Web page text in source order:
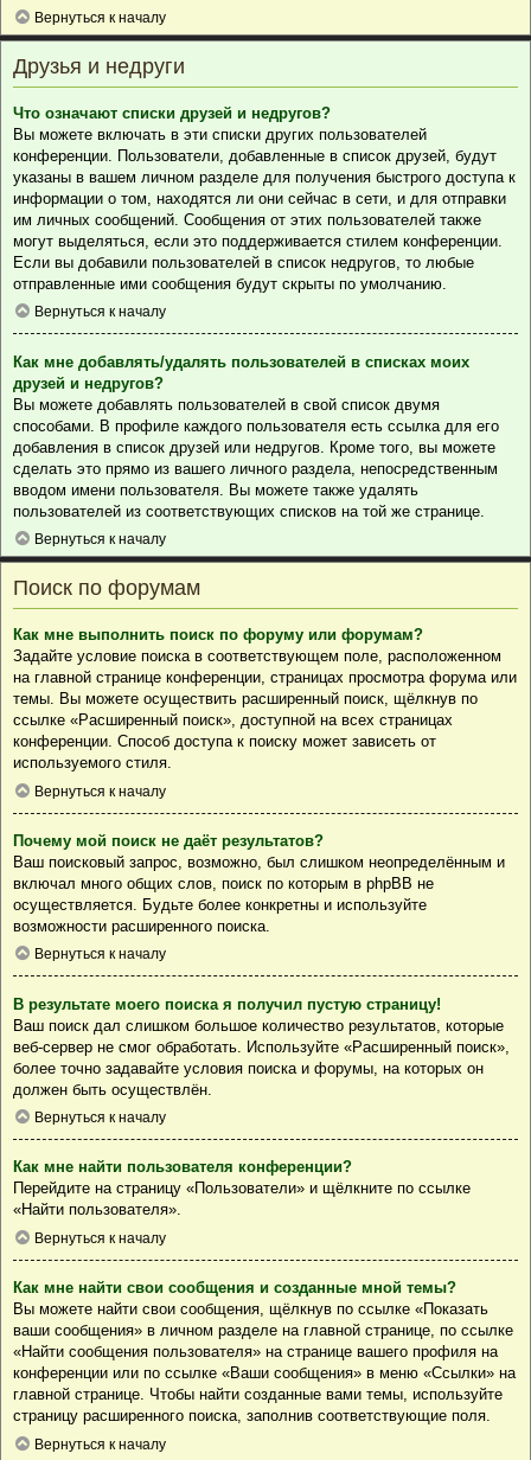
Вернуться к началу
Друзья и недруги
Что означают списки друзей и недругов?
Вы можете включать в эти списки других пользователей
конференции. Пользователи, добавленные в список друзей, будут
указаны в вашем личном разделе для получения быстрого доступа к
информации о том, находятся ли они сейчас в сети, и для отправки
им личных сообщений. Сообщения от этих пользователей также
могут выделяться, если это поддерживается стилем конференции.
Если вы добавили пользователей в список недругов, то любые
отправленные ими сообщения будут скрыты по умолчанию.
Вернуться к началу
Как мне добавлять/удалять пользователей в списках моих
друзей и недругов?
Вы можете добавлять пользователей в свой список двумя
способами. В профиле каждого пользователя есть ссылка для его
добавления в список друзей или недругов. Кроме того, вы можете
сделать это прямо из вашего личного раздела, непосредственным
вводом имени пользователя. Вы можете также удалять
пользователей из соответствующих списков на той же странице.
Вернуться к началу
Поиск по форумам
Как мне выполнить поиск по форуму или форумам?
Задайте условие поиска в соответствующем поле, расположенном
на главной странице конференции, страницах просмотра форума или
темы. Вы можете осуществить расширенный поиск, щёлкнув по
ссылке «Расширенный поиск», доступной на всех страницах
конференции. Способ доступа к поиску может зависеть от
используемого стиля.
Вернуться к началу
Почему мой поиск не даёт результатов?
Ваш поисковый запрос, возможно, был слишком неопределённым и
включал много общих слов, поиск по которым в phpBB не
осуществляется. Будьте более конкретны и используйте
возможности расширенного поиска.
Вернуться к началу
В результате моего поиска я получил пустую страницу!
Ваш поиск дал слишком большое количество результатов, которые
веб-сервер не смог обработать. Используйте «Расширенный поиск»,
более точно задавайте условия поиска и форумы, на которых он
должен быть осуществлён.
Вернуться к началу
Как мне найти пользователя конференции?
Перейдите на страницу «Пользователи» и щёлкните по ссылке
«Найти пользователя».
Вернуться к началу
Как мне найти свои сообщения и созданные мной темы?
Вы можете найти свои сообщения, щёлкнув по ссылке «Показать
ваши сообщения» в личном разделе на главной странице, по ссылке
«Найти сообщения пользователя» на странице вашего профиля на
конференции или по ссылке «Ваши сообщения» в меню «Ссылки» на
главной странице. Чтобы найти созданные вами темы, используйте
страницу расширенного поиска, заполнив соответствующие поля.
Вернуться к началу